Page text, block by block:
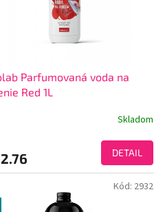
Parfumovaná voda na
Red 1L
Skladom
DETAIL
Kód: 2932